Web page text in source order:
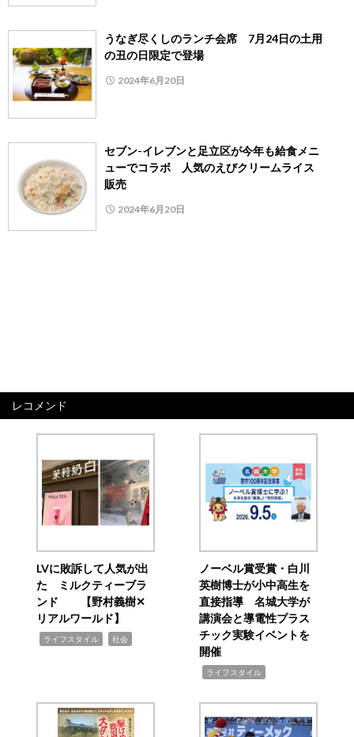
うなぎ尽くしのランチ会席 7月24日の土用
の丑の日限定で登場
2024年6月20日
セブン-イレブンと足立区が今年も給食メニ
ューでコラボ 人気のえびクリームライス
販売
2024年6月20日
レコメンド
LVに敗訴して人気が出
た ミルクティーブラ
ンド 【野村義樹✕
リアルワールド】
ライフスタイル 社会
ノーベル賞受賞・白川
英樹博士が小中高生を
直接指導 名城大学が
講演会と導電性プラス
チック実験イベントを
開催
ライフスタイル